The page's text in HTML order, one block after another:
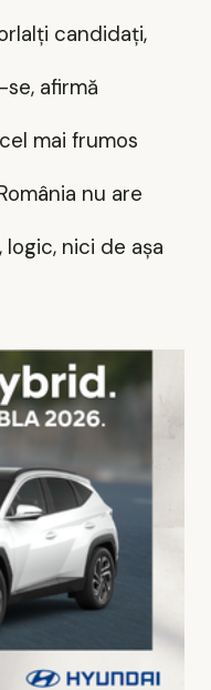
candidați,
afirmă
mai frumos
nu are
nici de așa